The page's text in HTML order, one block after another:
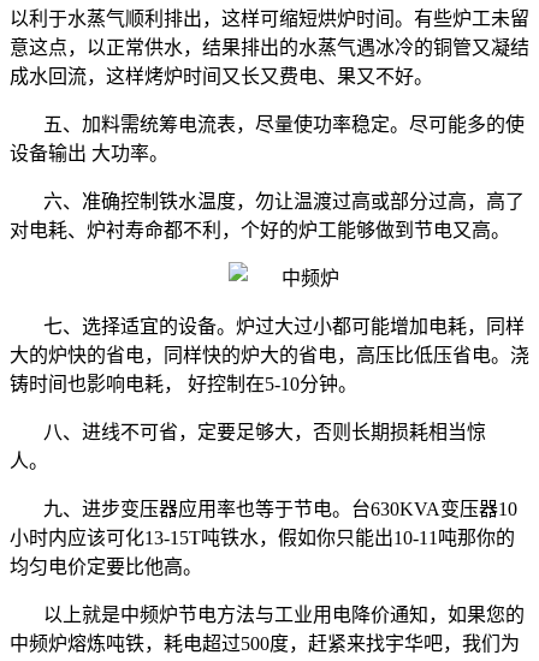
以利于水蒸气顺利排出，这样可缩短烘炉时间。有些炉工未留
意这点，以正常供水，结果排出的水蒸气遇冰冷的铜管又凝结
成水回流，这样烤炉时间又长又费电、果又不好。
五、加料需统筹电流表，尽量使功率稳定。尽可能多的使
设备输出 大功率。
六、准确控制铁水温度，勿让温渡过高或部分过高，高了
对电耗、炉衬寿命都不利，个好的炉工能够做到节电又高。
七、选择适宜的设备。炉过大过小都可能增加电耗，同样
大的炉快的省电，同样快的炉大的省电，高压比低压省电。浇
铸时间也影响电耗， 好控制在5-10分钟。
八、进线不可省，定要足够大，否则长期损耗相当惊
人。
九、进步变压器应用率也等于节电。台630KVA变压器10
小时内应该可化13-15T吨铁水，假如你只能出10-11 吨那你的
均匀电价定要比他高。
以上就是中频炉节电方法与工业用电降价通知，如果您的
中频炉熔炼吨铁，耗电超过500度，赶紧来找宇华吧，我们为